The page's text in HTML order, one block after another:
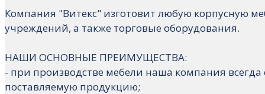
Компания "Витекс" изготовит любую корпусную
учреждений, а также торговые оборудования.
НАШИ ОСНОВНЫЕ ПРЕИМУЩЕСТВА:
- при производстве мебели наша компания
поставляемую продукцию;